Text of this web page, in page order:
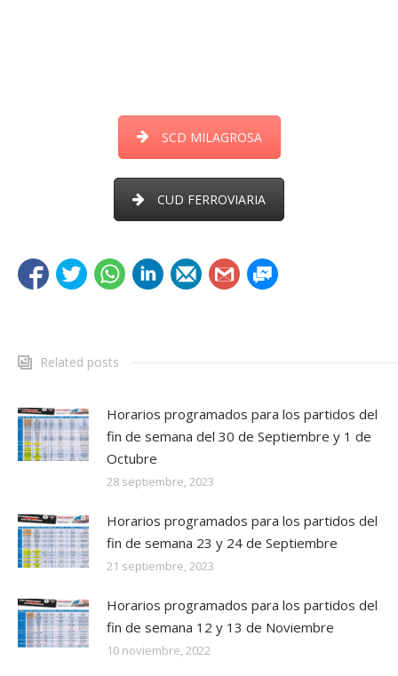
SCD MILAGROSA
CUD FERROVIARIA
Related posts
Horarios programados para los partidos del
fin de semana del 30 de Septiembre y 1 de
Octubre
28 septiembre, 2023
Horarios programados para los partidos del
fin de semana 23 y 24 de Septiembre
21 septiembre, 2023
Horarios programados para los partidos del
fin de semana 12 y 13 de Noviembre
10 noviembre, 2022